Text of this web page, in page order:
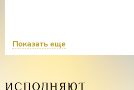
Показать еще
ИСПОЛНЯЮТ